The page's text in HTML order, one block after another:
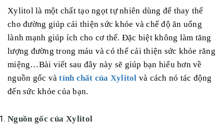
Xylitol là một chất tạo ngọt tự nhiên dùng để thay thế
cho đường giúp cải thiện sức khỏe và chế độ ăn uống
lành mạnh giúp ích cho cơ thể. Đặc biệt không làm tăng
lượng đường trong máu và có thể cải thiện sức khỏe răng
miệng…Bài viết sau đây này sẽ giúp bạn hiểu hơn về
nguồn gốc vàtính chất của Xylitol và cách nó tác động
đến sức khỏe của bạn.
Nguồn gốc của Xylitol